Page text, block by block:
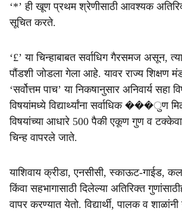
‘*’ ही खूण प्रथम श्रेणीसाठी आवश्यक
सूचित करते.
‘£’ या चिन्हाबाबत सर्वाधिग गैरसमज असून,
पौंडशी जोडला गेला आहे. यावर राज्य शिक्षण
‘सर्वोत्तम पाच’ या निकषानुसार अनिवार्य सहा
विषयांमध्ये विद्यार्थ्यांना सर्वाधिक ���ुण
विषयांच्या आधारे 500 पैकी एकूण गुण व
चिन्ह वापरले जाते.
याशिवाय क्रीडा, एनसीसी, स्काऊट-गाईड, कला
किंवा सहभागासाठी दिलेल्या अतिरिक्त
वापर करण्यात येतो. विद्यार्थी, पालक व